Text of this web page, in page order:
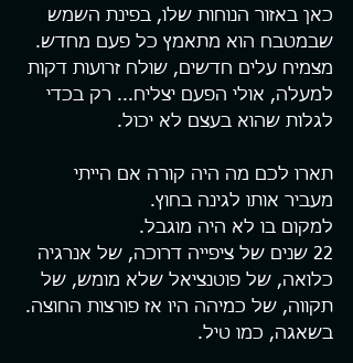
כאן באזור הנוחות שלו, בפינת השמש
שבמטבח הוא מתאמץ כל פעם מחדש.
מצמיח עלים חדשים, שולח זרועות דקות
למעלה, אולי הפעם יצליח... רק בכדי
לגלות שהוא בעצם לא יכול.
תארו לכם מה היה קורה אם הייתי
מעביר אותו לגינה בחוץ.
למקום בו לא היה מוגבל.
22 שנים של ציפייה דרוכה, של אנרגיה
כלואה, של פוטנציאל שלא מומש, של
תקווה, של כמיהה היו אז פורצות החוצה.
בשאגה, כמו טיל.